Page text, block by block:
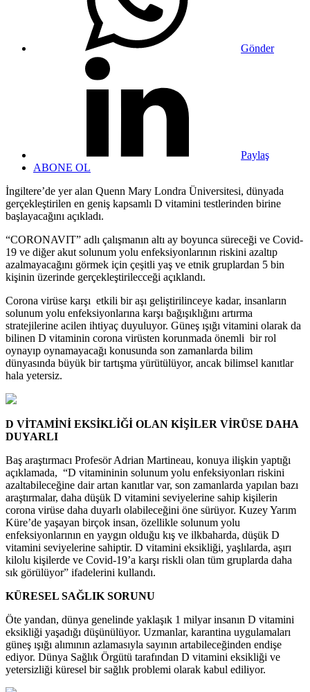
Gönder
Paylaş
ABONE OL
İngiltere’de yer alan Quenn Mary Londra Üniversitesi, dünyada
gerçekleştirilen en geniş kapsamlı D vitamini testlerinden birine
başlayacağını açıkladı.
“CORONAVIT” adlı çalışmanın altı ay boyunca süreceği ve Covid-
19 ve diğer akut solunum yolu enfeksiyonlarının riskini azaltıp
azalmayacağını görmek için çeşitli yaş ve etnik gruplardan 5 bin
kişinin üzerinde gerçekleştirilecceği açıklandı.
Corona virüse karşı etkili bir aşı geliştirilinceye kadar, insanların
solunum yolu enfeksiyonlarına karşı bağışıklığını artırma
stratejilerine acilen ihtiyaç duyuluyor. Güneş ışığı vitamini olarak da
bilinen D vitaminin corona virüsten korunmada önemli bir rol
oynayıp oynamayacağı konusunda son zamanlarda bilim
dünyasında büyük bir tartışma yürütülüyor, ancak bilimsel kanıtlar
hala yetersiz.
D VİTAMİNİ EKSİKLİĞİ OLAN KİŞİLER VİRÜSE DAHA
DUYARLI
Baş araştırmacı Profesör Adrian Martineau, konuya ilişkin yaptığı
açıklamada, “D vitamininin solunum yolu enfeksiyonları riskini
azaltabileceğine dair artan kanıtlar var, son zamanlarda yapılan bazı
araştırmalar, daha düşük D vitamini seviyelerine sahip kişilerin
corona virüse daha duyarlı olabileceğini öne sürüyor. Kuzey Yarım
Küre’de yaşayan birçok insan, özellikle solunum yolu
enfeksiyonlarının en yaygın olduğu kış ve ilkbaharda, düşük D
vitamini seviyelerine sahiptir. D vitamini eksikliği, yaşlılarda, aşırı
kilolu kişilerde ve Covid-19’a karşı riskli olan tüm gruplarda daha
sık görülüyor” ifadelerini kullandı.
KÜRESEL SAĞLIK SORUNU
Öte yandan, dünya genelinde yaklaşık 1 milyar insanın D vitamini
eksikliği yaşadığı düşünülüyor. Uzmanlar, karantina uygulamaları
güneş ışığı alımının azlamasıyla sayının artabileceğinden endişe
ediyor. Dünya Sağlık Örgütü tarafından D vitamini eksikliği ve
yetersizliği küresel bir sağlık problemi olarak kabul ediliyor.